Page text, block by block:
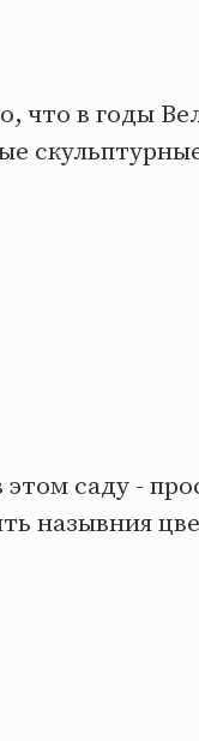
что в годы
саду -
назывния